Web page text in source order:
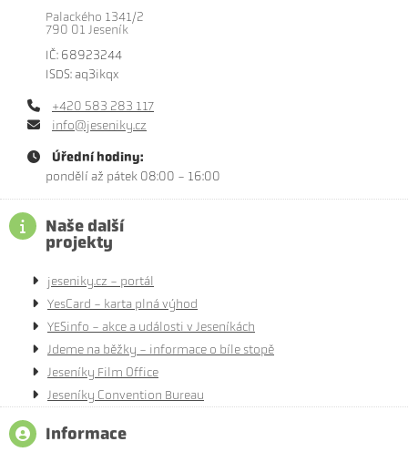
Palackého 1341/2
790 01 Jeseník
IČ: 68923244
ISDS: aq3ikqx
+420 583 283 117
info@jeseniky.cz
Úřední hodiny:
pondělí až pátek 08:00 - 16:00
Naše další
projekty
jeseniky.cz - portál
YesCard - karta plná výhod
YESinfo - akce a události v Jeseníkách
Jdeme na běžky - informace o bíle stopě
Jeseníky Film Office
Jeseníky Convention Bureau
Informace